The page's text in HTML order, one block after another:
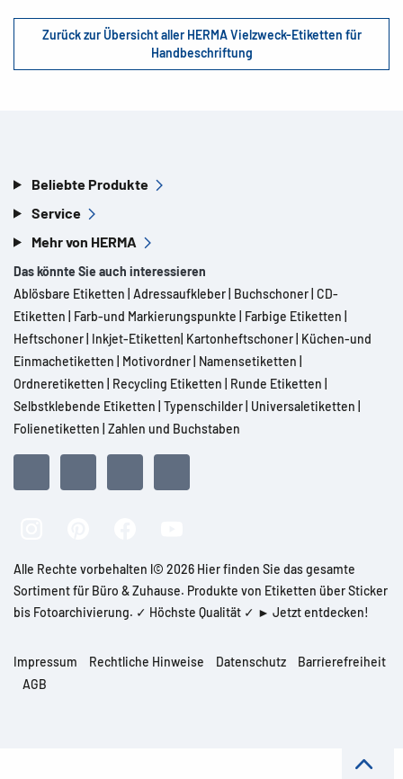
Zurück zur Übersicht aller HERMA Vielzweck-Etiketten für
Handbeschriftung
Beliebte Produkte
Service
Mehr von HERMA
Das könnte Sie auch interessieren
Ablösbare Etiketten Adressaufkleber Buchschoner CD-
Etiketten
Farb-und Markierungspunkte Farbige Etiketten
Heftschoner Inkjet-Etiketten Kartonheftschoner Küchen-und
Einmachetiketten
Motivordner Namensetiketten
Ordneretiketten
Recycling Etiketten Runde Etiketten
Selbstklebende Etiketten Typenschilder Universaletiketten
Folienetiketten Zahlen und Buchstaben
Alle Rechte vorbehalten l© 2026 Hier finden Sie das gesamte
Sortiment für Büro & Zuhause. Produkte von Etiketten über Sticker
bis Fotoarchivierung. ✓ Höchste Qualität ✓ ► Jetzt entdecken!
Impressum Rechtliche Hinweise Datenschutz
Barrierefreiheit
AGB